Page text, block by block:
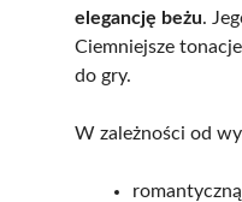
elegancję beżu.
Ciemniejsze
do gry.
W zależności od